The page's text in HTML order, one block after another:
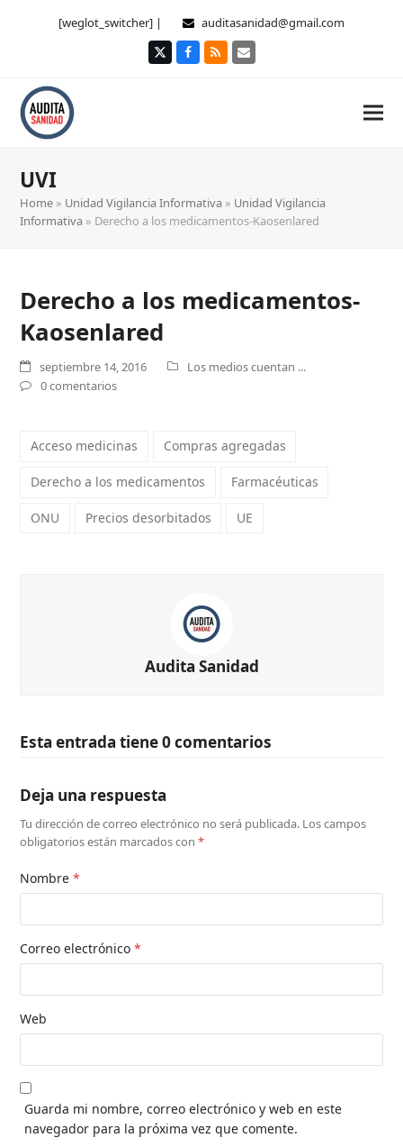
[weglot_switcher] | auditasanidad@gmail.com
TwitterFacebook
RSS Correo
UVI
Home » Unidad Vigilancia Informativa » Unidad Vigilancia
Informativa » Derecho a los medicamentos-Kaosenlared
Derecho a los medicamentos-
Kaosenlared
septiembre 14, 2016
Los medios cuentan ...
0 comentarios
Acceso medicinas Compras agregadas
Derecho a los medicamentos Farmacéuticas
ONU Precios desorbitados UE
Audita Sanidad
Esta entrada tiene 0 comentarios
Deja una respuesta
Tu dirección de correo electrónico no será publicada. Los campos
obligatorios están marcados con*
Nombre*
Correo electrónico*
Web
Guarda mi nombre, correo electrónico y web en este
navegador para la próxima vez que comente.